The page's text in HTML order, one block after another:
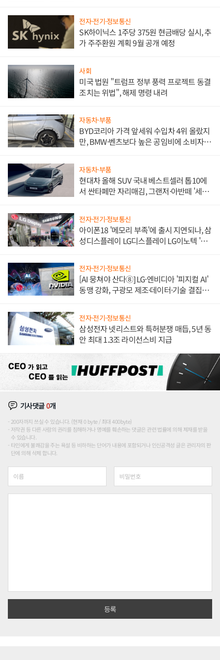
전자·전기·정보통신
SK하이닉스 1주당 375원 현금배당 실시, 추
가 주주환원 계획 9월 공개 예정
사회
미국 법원 "트럼프 정부 풍력 프로젝트 동결
조치는 위법", 해제 명령 내려
자동차·부품
BYD코리아 가격 앞세워 수입차 4위 올랐지
만, BMW·벤츠보다 높은 공임비에 소비자
자동차·부품
현대차 올해 SUV 국내 베스트셀러 톱10에
서 싼타페만 자리매김, 그랜저·아반떼 '세단
전자·전기·정보통신
아이폰18 '메모리 부족'에 출시 지연되나, 삼
성디스플레이 LG디스플레이 LG이노텍 '탈
전자·전기·정보통신
[AI 뭉쳐야 산다⑧] LG·엔비디아 '피지컬 AI'
동맹 강화, 구광모 제조·데이터·기술 결집
전자·전기·정보통신
삼성전자 넷리스트와 특허분쟁 매듭, 5년 동
안 최대 1.3조 라이선스비 지급
기사댓글0개
200자까지 쓰실 수 있습니다. (현재 0 byte / 최대 400byte)
저작권 등 다른 사람의 권리를 침해하거나 명예를 훼손하는 댓글은 관련 법률에 의해 제재를 받을
수 있습니다.
타인에게 불쾌감을 주는 욕설 등 비하하는 단어가 내용에 포함되거나 인신공격성 글은 관리자의 판
단에 의해 삭제 합니다.